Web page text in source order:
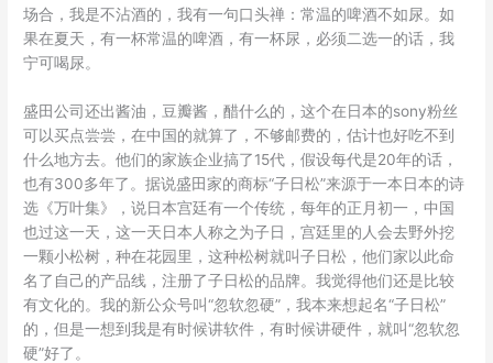
场合，我是不沾酒的，我有一句口头禅：常温的啤酒不如尿。如
果在夏天，有一杯常温的啤酒，有一杯尿，必须二选一的话，我
宁可喝尿。
盛田公司还出酱油，豆瓣酱，醋什么的，这个在日本的sony粉丝
可以买点尝尝，在中国的就算了，不够邮费的，估计也好吃不到
什么地方去。他们的家族企业搞了15代，假设每代是20年的话，
也有300多年了。据说盛田家的商标“子日松”来源于一本日本的诗
选《万叶集》，说日本宫廷有一个传统，每年的正月初一，中国
也过这一天，这一天日本人称之为子日，宫廷里的人会去野外挖
一颗小松树，种在花园里，这种松树就叫子日松，他们家以此命
名了自己的产品线，注册了子日松的品牌。我觉得他们还是比较
有文化的。我的新公众号叫“忽软忽硬”，我本来想起名“子日松”
的，但是一想到我是有时候讲软件，有时候讲硬件，就叫“忽软忽
硬”好了。